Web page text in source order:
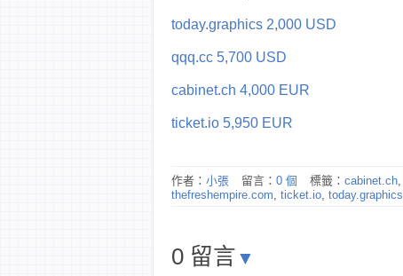
today.graphics 2,000 USD
qqq.cc 5,700 USD
cabinet.ch 4,000 EUR
ticket.io 5,950 EUR
作者： 小張 留言： 0 個 標籤： cabinet.ch,
thefreshempire.com, ticket.io, today.graphics
0 留言 ▼